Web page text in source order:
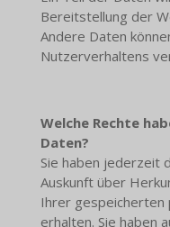
Bereitstellung der
Andere Daten
Nutzerverhaltens
Welche Rechte
Daten?
Sie haben jederzeit
Auskunft über
Ihrer gespeicherten
erhalten. Sie haben